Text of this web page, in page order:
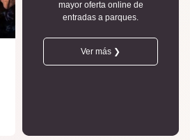
mayor oferta online de
entradas a parques.
Ver más ❯